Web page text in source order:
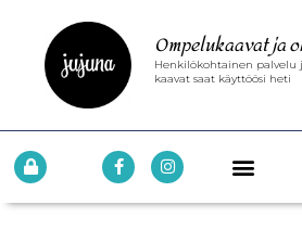
Ompelukaavat ja
Henkilökohtainen palvelu
kaavat saat käyttöösi heti